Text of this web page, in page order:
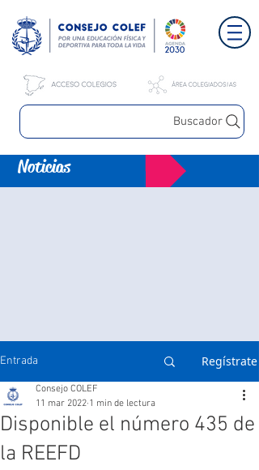
Buscador
Noticias
Entrada Regístrate
Disponible el número 435 de
la REEFD
Consejo COLEF
11 mar 2022 1 min de lectura